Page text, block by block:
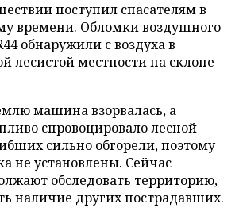
поступил спасателям в
времени. Обломки воздушного
обнаружили с воздуха в
лесистой местности на склоне
машина взорвалась, а
спровоцировало лесной
сильно обгорели, поэтому
не установлены. Сейчас
обследовать территорию,
наличие других пострадавших.